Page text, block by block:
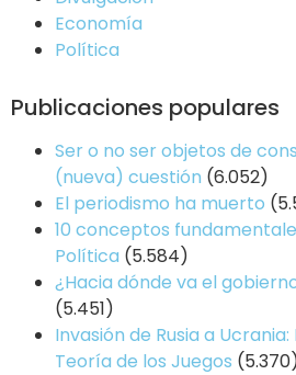
Economía
Política
Publicaciones populares
Ser o no ser objetos de
(nueva) cuestión (6.052)
El periodismo ha muerto
10 conceptos
Política (5.584)
¿Hacia dónde va el
(5.451)
Invasión de Rusia a
Teoría de los Juegos